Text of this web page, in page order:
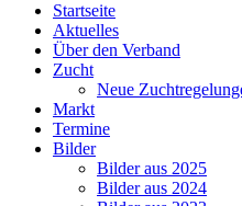
Startseite
Aktuelles
Über den Verband
Zucht
Neue
Markt
Termine
Bilder
Bilder aus 2025
Bilder aus 2024